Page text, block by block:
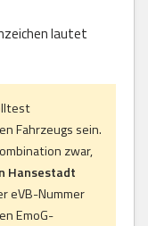
lautet
Fahrzeugs sein.
zwar,
Hansestadt
eVB-Nummer
EmoG-